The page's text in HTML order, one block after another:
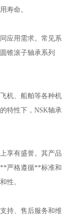
寿命。
应用需求。常见系
锥滚子轴承系列
机、船舶等各种机
特性下，NSK轴承
享有盛誉。其产品
严格遵循**标准和
性。
持、售后服务和维